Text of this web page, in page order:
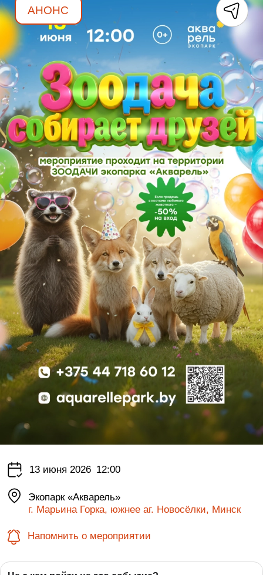
АНОНС
13 июня 2026 12:00
Экопарк «Акварель»
г. Марьина Горка, южнее аг. Новосёлки, Минск
Напомнить о мероприятии